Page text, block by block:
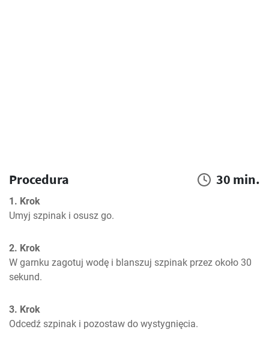
Procedura 30 min.
1. Krok
Umyj szpinak i osusz go.
2. Krok
W garnku zagotuj wodę i blanszuj szpinak przez około 30
sekund.
3. Krok
Odcedź szpinak i pozostaw do wystygnięcia.